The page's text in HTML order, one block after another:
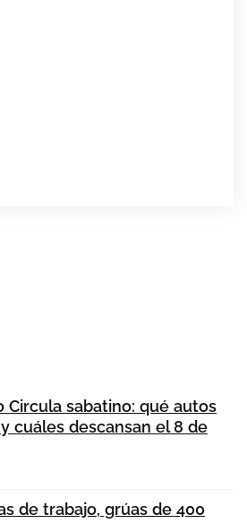
Circula sabatino: qué autos
cuáles descansan el 8 de
de trabajo, grúas de 400